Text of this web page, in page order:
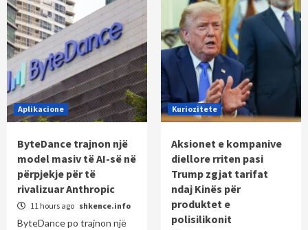
Aplikacione
ByteDance trajnon një
model masiv të AI-së në
përpjekje për të
rivalizuar Anthropic
11 hours ago shkence.info
ByteDance po trajnon një
Kuriozitete
Aksionet e kompanive
diellore rriten pasi
Trump zgjat tarifat
ndaj Kinës për
produktet e
polisilikonit